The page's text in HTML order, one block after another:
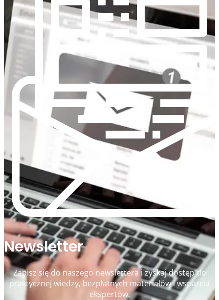
Newsletter
Zapisz się do naszego newslettera i zyskaj dostęp do
praktycznej wiedzy, bezpłatnych materiałów i wsparcia
ekspertów.